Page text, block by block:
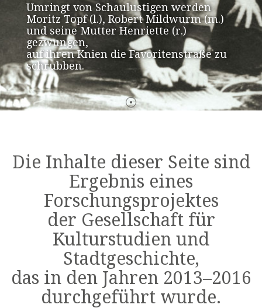
Umringt von Schaulustigen werden
Moritz Topf (l.), Robert Mildwurm (m.)
und seine Mutter Henriette (r.)
gezwungen,
auf ihren Knien die Favoritenstraße zu
schrubben.
Die Inhalte dieser Seite sind
Ergebnis eines
Forschungsprojektes
der Gesellschaft für
Kulturstudien und
Stadtgeschichte,
das in den Jahren 2013–2016
durchgeführt wurde.